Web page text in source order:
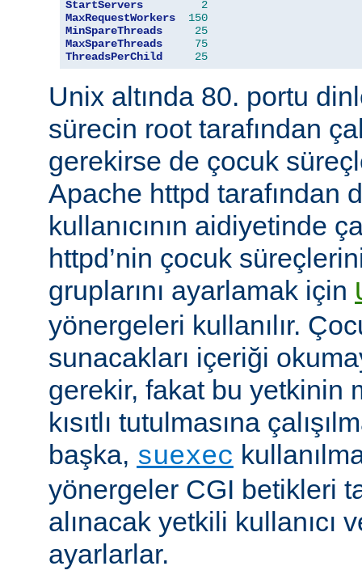
StartServers
2
MaxRequestWorkers
150
MinSpareThreads
25
MaxSpareThreads
75
ThreadsPerChild
25
Unix altında 80. portu
sürecin root tarafından
gerekirse de çocuk
Apache httpd tarafından
kullanıcının aidiyetinde
httpd’nin çocuk
gruplarını ayarlamak için
yönergeleri kullanılır.
sunacakları içeriği
gerekir, fakat bu yetkinin
kısıtlı tutulmasına
başka, suexec
yönergeler CGI betikleri
alınacak yetkili kullanıcı
ayarlarlar.